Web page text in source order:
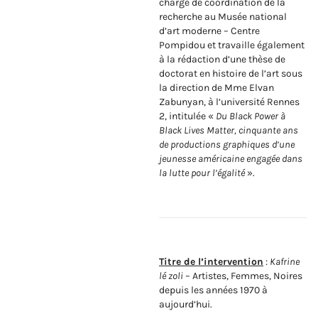
recherche au Musée national
d’art moderne – Centre
Pompidou et travaille également
à la rédaction d’une thèse de
doctorat en histoire de l’art sous
la direction de Mme Elvan
Zabunyan, à l’université Rennes
2, intitulée « Du Black Power à
Black Lives Matter, cinquante ans
de productions graphiques d’une
jeunesse américaine engagée dans
la lutte pour l’égalité».
Titre de l’intervention : Kafrine
lé zoli– Artistes, Femmes, Noires
depuis les années 1970 à
aujourd’hui.